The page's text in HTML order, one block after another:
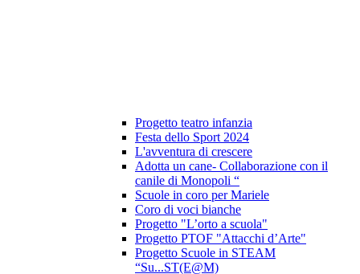
Progetto teatro infanzia
Festa dello Sport 2024
L'avventura di crescere
Adotta un cane- Collaborazione con il
canile di Monopoli “
Scuole in coro per Mariele
Coro di voci bianche
Progetto "L’orto a scuola"
Progetto PTOF "Attacchi d’Arte"
Progetto Scuole in STEAM
“Su...ST(E@M)